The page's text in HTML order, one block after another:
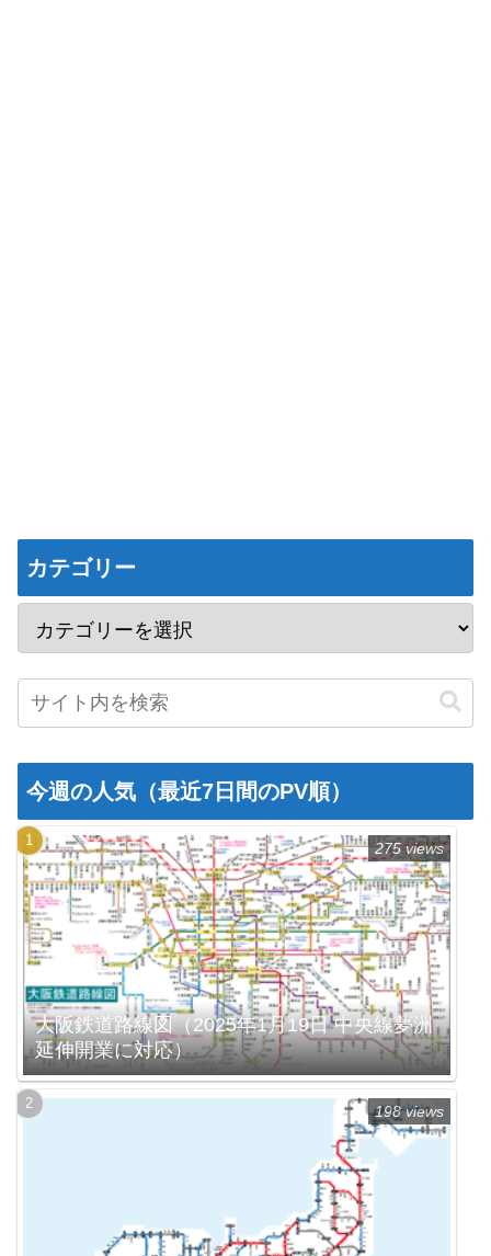
カテゴリー
今週の人気（最近7日間のPV順）
大阪鉄道路線図（2025年1月19日 中央線夢洲
延伸開業に対応）
275 views
198 views